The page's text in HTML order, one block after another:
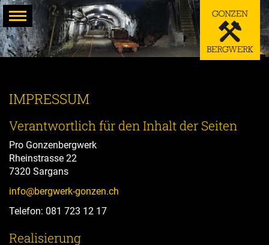
Zum
Inhalt
springen
IMPRESSUM
Verantwortlich für den Inhalt der Seiten
Pro Gonzenbergwerk
Rheinstrasse 22
7320 Sargans
info@bergwerk-gonzen.ch
Telefon: 081 723 12 17
Realisierung